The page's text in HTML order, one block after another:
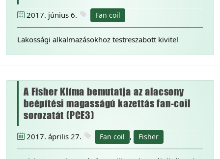
2017. június 6. Fan coil
Lakossági alkalmazásokhoz testreszabott kivitel
A Fisher Klíma bemutatja az alacsony
beépítési magasságú kazettás fan-coil
sorozatát (PCE3)
2017. április 27. Fan coil , Fisher